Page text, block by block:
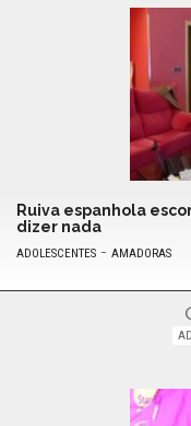
Ruiva espanhola
dizer nada
ADOLESCENTES - AMADORAS